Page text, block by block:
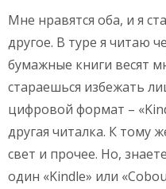
Мне нравятся оба, и я
другое. В туре я читаю
бумажные книги весят
стараешься избежать
цифровой формат –
другая читалка. К тому
свет и прочее. Но,
один «Kindle» или